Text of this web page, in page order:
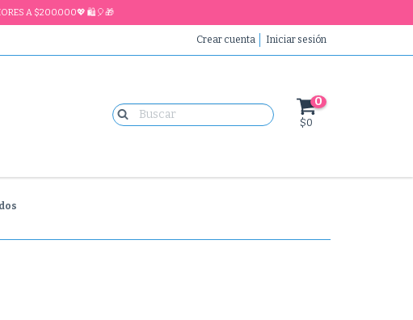
A $200.000💖 🛍🎈🎁
Crear cuenta Iniciar sesión
0
$0